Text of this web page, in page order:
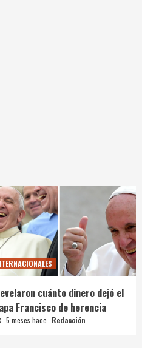
cuánto dinero dejó el
Francisco de herencia
5 meses hace Redacción